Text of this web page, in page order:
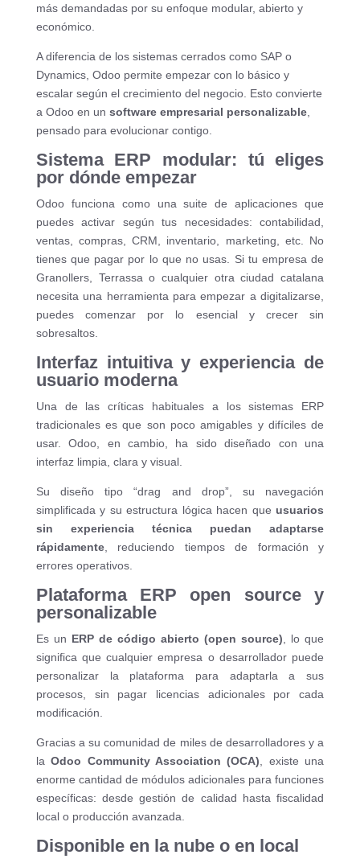
más demandadas por su enfoque modular, abierto y
económico.
A diferencia de los sistemas cerrados como SAP o
Dynamics, Odoo permite empezar con lo básico y
escalar según el crecimiento del negocio. Esto convierte
a Odoo en un software empresarial personalizable,
pensado para evolucionar contigo.
Sistema ERP modular: tú eliges
por dónde empezar
Odoo funciona como una suite de aplicaciones que
puedes activar según tus necesidades: contabilidad,
ventas, compras, CRM, inventario, marketing, etc. No
tienes que pagar por lo que no usas. Si tu empresa de
Granollers, Terrassa o cualquier otra ciudad catalana
necesita una herramienta para empezar a digitalizarse,
puedes comenzar por lo esencial y crecer sin
sobresaltos.
Interfaz intuitiva y experiencia de
usuario moderna
Una de las críticas habituales a los sistemas ERP
tradicionales es que son poco amigables y difíciles de
usar. Odoo, en cambio, ha sido diseñado con una
interfaz limpia, clara y visual.
Su diseño tipo “drag and drop”, su navegación
simplificada y su estructura lógica hacen que usuarios
sin experiencia técnica puedan adaptarse
rápidamente, reduciendo tiempos de formación y
errores operativos.
Plataforma ERP open source y
personalizable
Es un ERP de código abierto (open source) , lo que
significa que cualquier empresa o desarrollador puede
personalizar la plataforma para adaptarla a sus
procesos, sin pagar licencias adicionales por cada
modificación.
Gracias a su comunidad de miles de desarrolladores y a
laOdoo Community Association (OCA) , existe una
enorme cantidad de módulos adicionales para funciones
específicas: desde gestión de calidad hasta fiscalidad
local o producción avanzada.
Disponible en la nube o en local